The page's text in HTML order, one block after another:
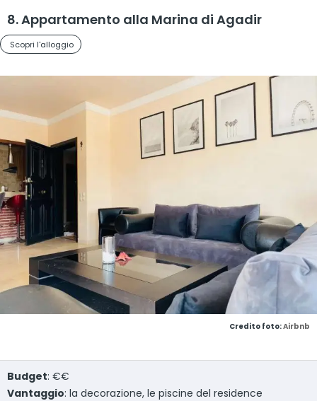
8. Appartamento alla Marina di Agadir
Scopri l'alloggio
Credito foto:Airbnb
Budget: €€
Vantaggio: la decorazione, le piscine del residence